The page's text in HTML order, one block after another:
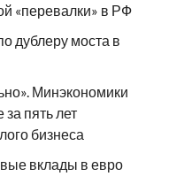
«перевалки» в РФ
дублеру моста в
Минэкономики
пять лет
бизнеса
вклады в евро